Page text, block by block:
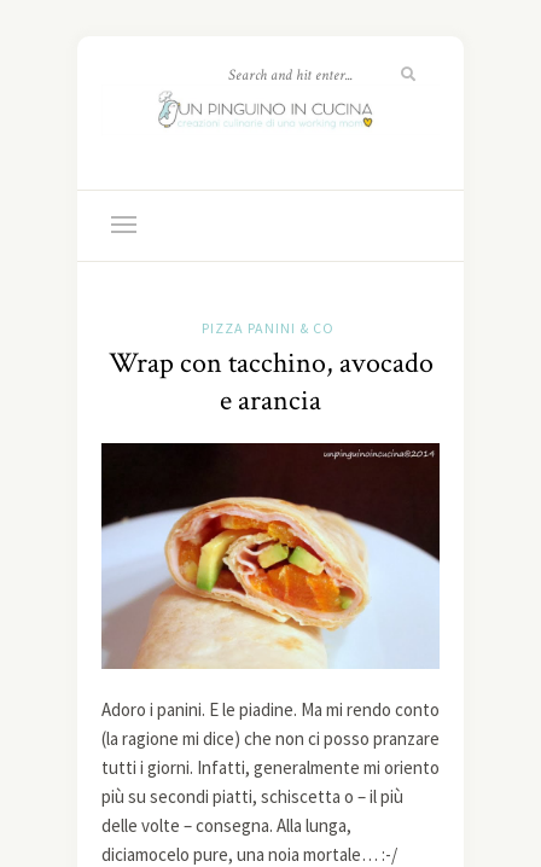
PIZZA PANINI & CO
Wrap con tacchino, avocado
e arancia
Adoro i panini. E le piadine. Ma mi rendo conto
(la ragione mi dice) che non ci posso pranzare
tutti i giorni. Infatti, generalmente mi oriento
più su secondi piatti, schiscetta o – il più
delle volte – consegna. Alla lunga,
diciamocelo pure, una noia mortale… :-/